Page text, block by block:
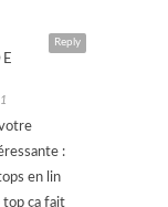
Reply
:
en lin
ça fait